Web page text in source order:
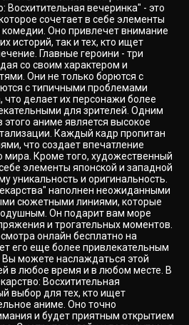
Восхитительная вечеринка" - это
сочетает в себе элементы
Оно привлечет внимание
историй, так и тех, кто ищет
Главные героини - три
со своим характером и
Они не только борются с
с типичными проблемами
что делает их персонажи более
для зрителей. Одним
аниме является высокое
Каждый кадр пропитан
что создает впечатление
мира. Кроме того, художественный
элементы японской и западной
уникальность и оригинальность.
наполнен неожиданными
сюжетными линиями, которые
Он подарит вам море
и трогательных моментов.
онлайн бесплатно на
его еще более привлекательным
можете наслаждаться этой
в любое время и в любом месте. В
Восхитительная
выбор для тех, кто ищет
аниме. Оно точно
и будет приятным открытием